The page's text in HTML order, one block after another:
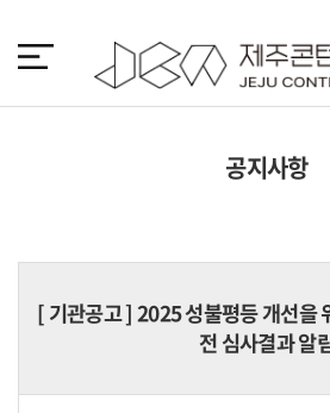
바
가
공지사항
[기관공고] 2025 성불평등 개선을
전 심사결과 알